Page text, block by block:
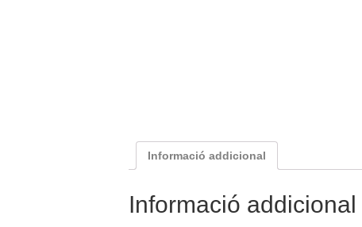
Informació addicional
Informació addicional